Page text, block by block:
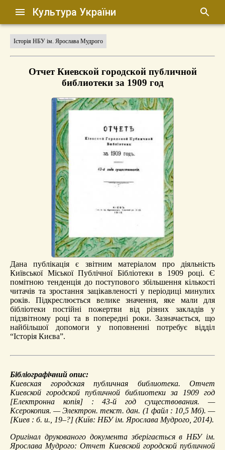
Культура України
Історія НБУ ім. Ярослава Мудрого
Отчет Киевской городской публичной
библиотеки за 1909 год
Дана публікація є звітним матеріалом про діяльність
Київської Міської Публічної Бібліотеки в 1909 році. Є
помітною тенденція до поступового збільшення кількості
читачів та зростання зацікавленості у періодиці минулих
років. Підкреслюється велике значення, яке мали для
бібліотеки постійні пожертви від різних закладів у
підзвітному році та в попередні роки. Зазначається, що
найбільшої допомоги у поповненні потребує відділ
“Історія Києва”.
Бібліографічний опис:
Киевская городская публичная библиотека. Отчет
Киевской городской публичной библиотеки за 1909 год
[Електронна копія] : 43-й год существования. —
Ксерокопия. — Электрон. текст. дан. (1 файл : 10,5 Мб). —
[Киев : б. и., 19–?] (Київ: НБУ ім. Ярослава Мудрого, 2014).
Оригінал друкованого документа зберігається в НБУ ім.
Ярослава Мудрого: Отчет Киевской городской публичной